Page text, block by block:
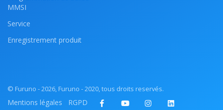
MMSI
Service
Enregistrement produit
© Furuno - 2026, Furuno - 2020, tous droits reservés.
Mentions légales RGPD